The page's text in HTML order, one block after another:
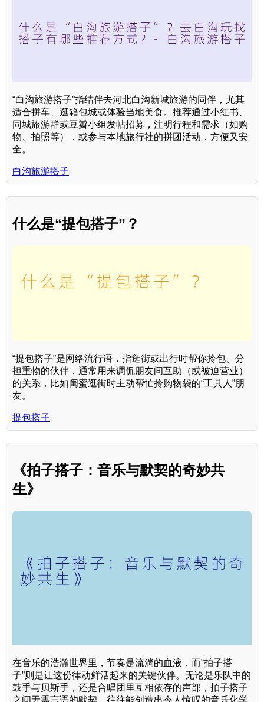
“白沟旅游搭子”指结伴去河北白沟新城旅游的同伴，尤其
适合拼车、逛箱包城或体验当地美食。推荐通过小红书、
同城旅游群或豆瓣小组发帖招募，注明行程和需求（如购
物、拍照等），或参与本地旅行社的拼团活动，方便又安
全。
白沟旅游搭子
什么是“提包搭子”？
“提包搭子”是网络流行语，指逛街或出行时帮你拎包、分
担重物的伙伴，通常用来调侃朋友间互助（或被迫营业）
的关系，比如闺蜜逛街时主动帮忙拎购物袋的“工具人”朋
友。
提包搭子
《拍子搭子：音乐与默契的奇妙共
生》
在音乐的浩瀚世界里，节奏是流淌的血液，而“拍子搭
子”则是让这份律动鲜活起来的关键伙伴。无论是乐队中的
鼓手与贝斯手，还是合唱团里互相依存的声部，拍子搭子
之间无需言语的默契，往往能创造出令人惊叹的音乐化学